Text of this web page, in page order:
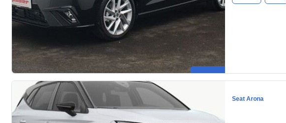
Seat Arona